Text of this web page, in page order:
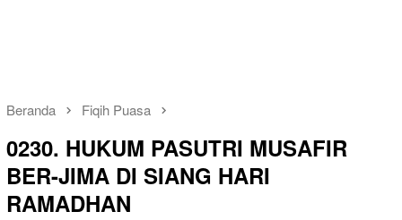
Beranda Fiqih Puasa
0230. HUKUM PASUTRI MUSAFIR
BER-JIMA DI SIANG HARI
RAMADHAN